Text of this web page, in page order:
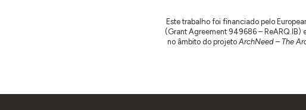
Este trabalho foi financiado pelo
(Grant Agreement 949686 – ReARQ.IB)
no âmbito do projetoArchNeed – The